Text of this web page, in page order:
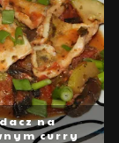
na
curry